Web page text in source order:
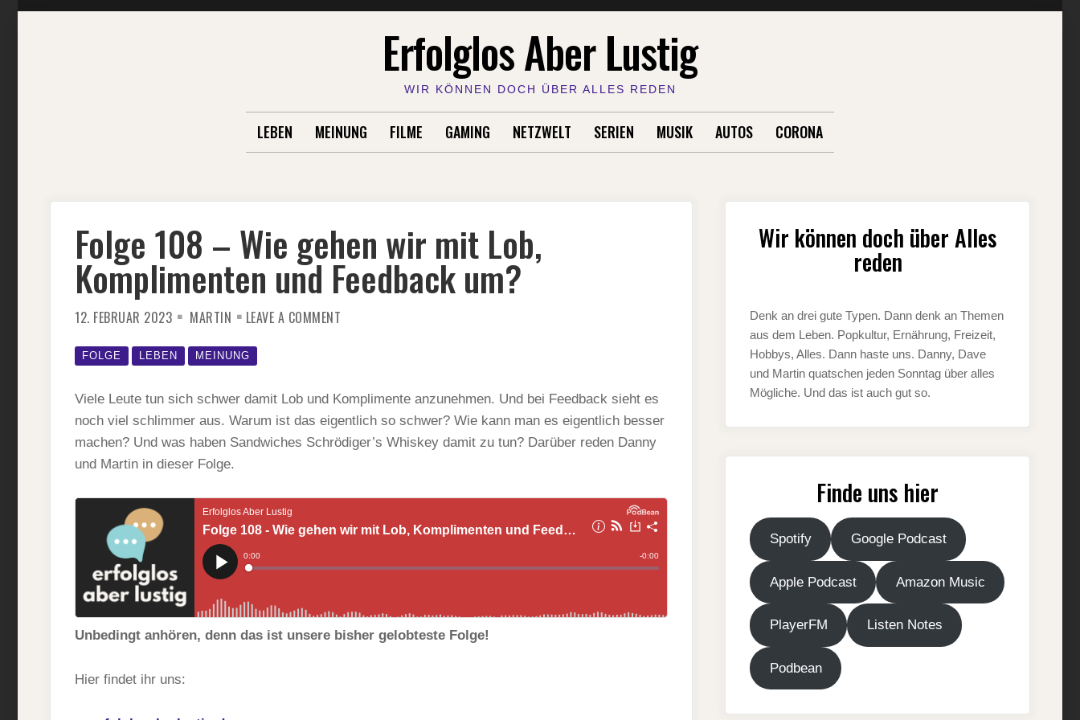
Erfolglos Aber Lustig
WIR KÖNNEN DOCH ÜBER ALLES REDEN
LEBEN MEINUNG FILME GAMING NETZWELT SERIEN MUSIK AUTOS CORONA
Folge 108 – Wie gehen wir mit Lob,
Komplimenten und Feedback um?
12. FEBRUAR 2023 MARTIN LEAVE A COMMENT
MIT
LOB,
KOMPLIMENTEN
UND
FEEDBACK
FOLGE LEBEN MEINUNG
Viele Leute tun sich schwer damit Lob und Komplimente anzunehmen. Und bei Feedback sieht es
noch viel schlimmer aus. Warum ist das eigentlich so schwer? Wie kann man es eigentlich besser
machen? Und was haben Sandwiches Schrödiger’s Whiskey damit zu tun? Darüber reden Danny
und Martin in dieser Folge.
Unbedingt anhören, denn das ist unsere bisher gelobteste Folge!
Hier findet ihr uns:
Wir können doch über Alles
reden
Denk an drei gute Typen. Dann denk an Themen
aus dem Leben. Popkultur, Ernährung, Freizeit,
Hobbys, Alles. Dann haste uns. Danny, Dave
und Martin quatschen jeden Sonntag über alles
Mögliche. Und das ist auch gut so.
Finde uns hier
Spotify Google Podcast
Apple Podcast Amazon Music
PlayerFM Listen Notes
Podbean